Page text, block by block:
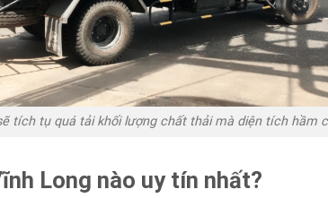
tích tụ quá tải khối lượng chất thải mà diện tích hầm
Long nào uy tín nhất?